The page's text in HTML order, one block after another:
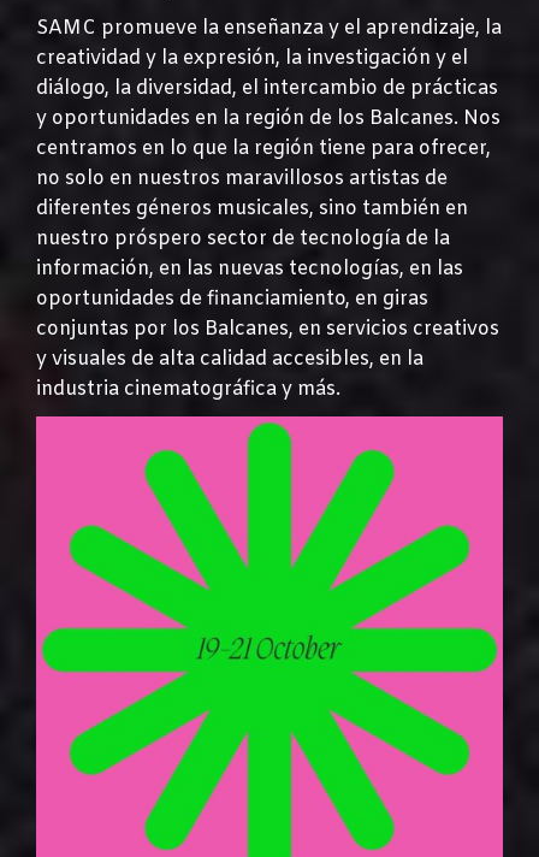
SAMC promueve la enseñanza y el aprendizaje, la
creatividad y la expresión, la investigación y el
diálogo, la diversidad, el intercambio de prácticas
y oportunidades en la región de los Balcanes. Nos
centramos en lo que la región tiene para ofrecer,
no solo en nuestros maravillosos artistas de
diferentes géneros musicales, sino también en
nuestro próspero sector de tecnología de la
información, en las nuevas tecnologías, en las
oportunidades de financiamiento, en giras
conjuntas por los Balcanes, en servicios creativos
y visuales de alta calidad accesibles, en la
industria cinematográfica y más.